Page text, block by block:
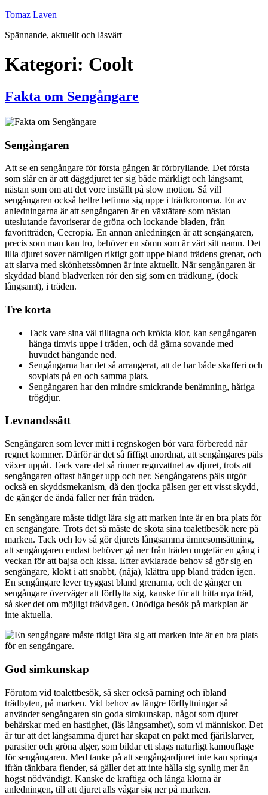
Hoppa
innehåll
Tomaz Laven
Spännande, aktuellt och läsvärt
Kategori: Coolt
Fakta om Sengångare
Sengångaren
Att se en sengångare för första gången är förbryllande. Det första
som slår en är att däggdjuret ter sig både märkligt och långsamt,
nästan som om att det vore inställt på slow motion. Så vill
sengångaren också hellre befinna sig uppe i trädkronorna. En av
anledningarna är att sengångaren är en växtätare som nästan
uteslutande favoriserar de gröna och lockande bladen, från
favoritträden, Cecropia. En annan anledningen är att sengångaren,
precis som man kan tro, behöver en sömn som är värt sitt namn. Det
lilla djuret sover nämligen riktigt gott uppe bland trädens grenar, och
att slarva med skönhetssömnen är inte aktuellt. När sengångaren är
skyddad bland bladverken rör den sig som en trädkung, (dock
långsamt), i träden.
Tre korta
Tack vare sina väl tilltagna och krökta klor, kan sengångaren
hänga timvis uppe i träden, och då gärna sovande med
huvudet hängande ned.
Sengångarna har det så arrangerat, att de har både skafferi och
sovplats på en och samma plats.
Sengångaren har den mindre smickrande benämning, håriga
trögdjur.
Levnandssätt
Sengångaren som lever mitt i regnskogen bör vara förberedd när
regnet kommer. Därför är det så fiffigt anordnat, att sengångares päls
växer uppåt. Tack vare det så rinner regnvattnet av djuret, trots att
sengångaren oftast hänger upp och ner. Sengångarens päls utgör
också en skyddsmekanism, då den tjocka pälsen ger ett visst skydd,
de gånger de ändå faller ner från träden.
En sengångare måste tidigt lära sig att marken inte är en bra plats för
en sengångare. Trots det så måste de sköta sina toalettbesök nere på
marken. Tack och lov så gör djurets långsamma ämnesomsättning,
att sengångaren endast behöver gå ner från träden ungefär en gång i
veckan för att bajsa och kissa. Efter avklarade behov så gör sig en
sengångare, klokt i att snabbt, (nåja), klättra upp bland träden igen.
En sengångare lever tryggast bland grenarna, och de gånger en
sengångare överväger att förflytta sig, kanske för att hitta nya träd,
så sker det om möjligt trädvägen. Onödiga besök på markplan är
inte aktuella.
God simkunskap
Förutom vid toalettbesök, så sker också parning och ibland
trädbyten, på marken. Vid behov av längre förflyttningar så
använder sengångaren sin goda simkunskap, något som djuret
behärskar med en hastighet, (läs långsamhet), som vi människor. Det
är tur att det långsamma djuret har skapat en pakt med fjärilslarver,
parasiter och gröna alger, som bildar ett slags naturligt kamouflage
för sengångaren. Med tanke på att sengångardjuret inte kan springa
ifrån tänkbara fiender, så gäller det att inte hålla sig synlig mer än
högst nödvändigt. Kanske de kraftiga och långa klorna är
anledningen, till att djuret alls vågar sig ner på marken.